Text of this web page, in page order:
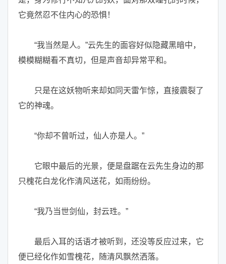
它竟然忍不住内心的恐惧！
“我当然是人。”云先生的面容好似隐藏黑暗中，
模模糊糊看不真切，但是声音却异常平和。
只是在这妖物听来却如同天雷乍惊，直接震裂了
它的神魂。
“你却不曾听过，仙人亦是人。”
它眼中最后的光景，便是盘踞在云先生身边的那
只槐花白龙化作清风送花，如雨纷纷。
“我乃当世剑仙，封云珄。”
最后入耳的话语才被听到，还没等反应过来，它
便已经化作如雪槐花，随清风飘然洒落。